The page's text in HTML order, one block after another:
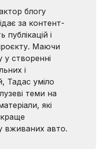
блогу
за контент-
публікацій і
Маючи
у створенні
і
Тадас уміло
теми на
які
вживаних авто.